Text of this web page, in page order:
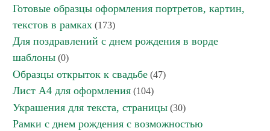
Готовые образцы оформления портретов, картин,
текстов в рамках (173)
Для поздравлений с днем рождения в ворде
шаблоны (0)
Образцы открыток к свадьбе (47)
Лист А4 для оформления (104)
Украшения для текста, страницы (30)
Рамки с днем рождения с возможностью